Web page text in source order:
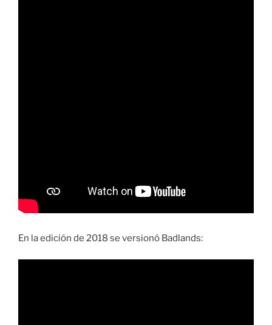
En la edición de 2018 se versionó Badlands: